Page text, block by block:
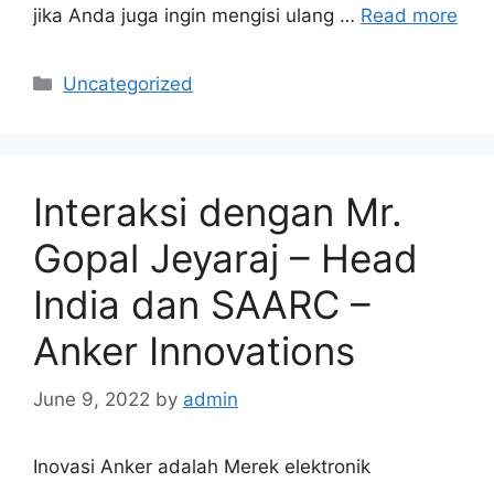
jika Anda juga ingin mengisi ulang … Read more
Categories
Uncategorized
Interaksi dengan Mr.
Gopal Jeyaraj – Head
India dan SAARC –
Anker Innovations
June 9, 2022 by admin
Inovasi Anker adalah Merek elektronik